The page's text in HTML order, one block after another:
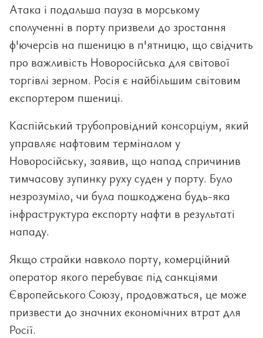
Атака і подальша пауза в морському
сполученні в порту призвели до зростання
ф'ючерсів на пшеницю в п'ятницю, що свідчить
про важливість Новоросійська для світової
торгівлі зерном. Росія є найбільшим світовим
експортером пшениці.
Каспійський трубопровідний консорціум, який
управляє нафтовим терміналом у
Новоросійську, заявив, що напад спричинив
тимчасову зупинку руху суден у порту. Було
незрозуміло, чи була пошкоджена будь-яка
інфраструктура експорту нафти в результаті
нападу.
Якщо страйки навколо порту, комерційний
оператор якого перебуває під санкціями
Європейського Союзу, продовжаться, це може
призвести до значних економічних втрат для
Росії.